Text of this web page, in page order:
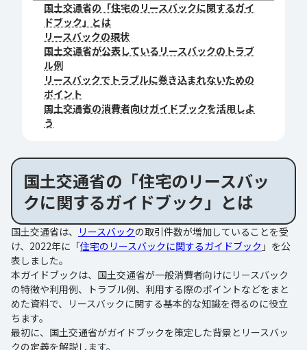
国土交通省の「住宅のリースバックに関するガイ
ドブック」とは
リースバックの現状
国土交通省が公表しているリースバックのトラブ
ル例
リースバックでトラブルに巻き込まれないための
ポイント
国土交通省の消費者向けガイドブックを活用しよ
う
国土交通省の「住宅のリースバッ
クに関するガイドブック」とは
国土交通省は、 リースバックの取引件数が増加していることを受
け、2022年に「住宅のリースバックに関するガイドブック 」を公
表しました。
本ガイドブックは、国土交通省が一般消費者向けにリースバック
の特徴や利用例、トラブル例、利用する際のポイントなどをまと
めた資料で、リースバックに関する基本的な知識を得るのに役立
ちます。
最初に、国土交通省がガイドブックを策定した背景とリースバッ
クの定義を解説します。